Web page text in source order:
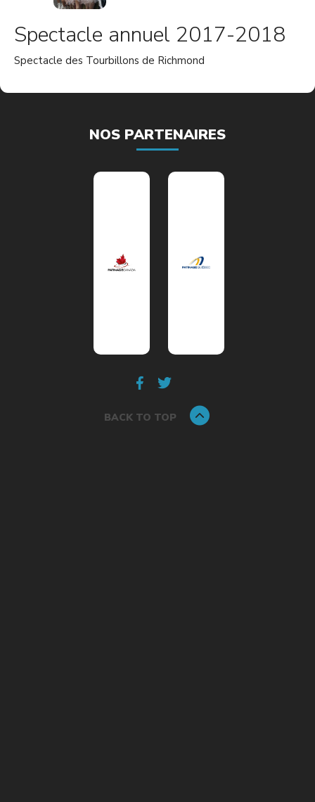
Spectacle annuel 2017-2018
Spectacle des Tourbillons de Richmond
NOS PARTENAIRES
BACK TO TOP